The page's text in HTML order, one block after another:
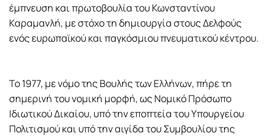
έμπνευση και πρωτοβουλία του Κωνσταντίνου
Καραμανλή, με στόχο τη δημιουργία στους Δελφούς
ενός ευρωπαϊκού και παγκόσμιου πνευματικού κέντρου.
Το 1977, με νόμο της Βουλής των Ελλήνων, πήρε τη
σημερινή του νομική μορφή, ως Νομικό Πρόσωπο
Ιδιωτικού Δικαίου, υπό την εποπτεία του Υπουργείου
Πολιτισμού και υπό την αιγίδα του Συμβουλίου της